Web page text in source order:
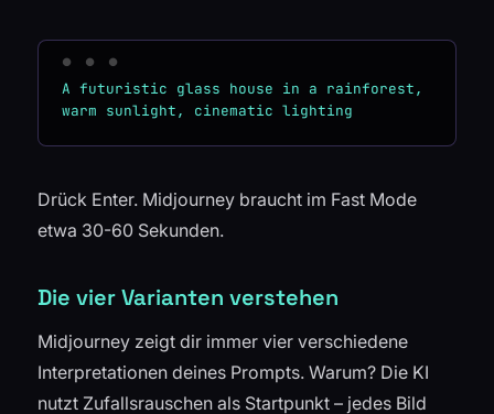
A futuristic glass house in a rainforest,
Drück Enter. Midjourney braucht im Fast Mode
etwa 30-60 Sekunden.
Die vier Varianten verstehen
Midjourney zeigt dir immer vier verschiedene
Interpretationen deines Prompts. Warum? Die KI
nutzt Zufallsrauschen als Startpunkt – jedes Bild